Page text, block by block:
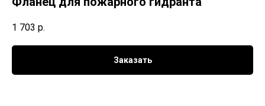
1 703 р.
Заказать